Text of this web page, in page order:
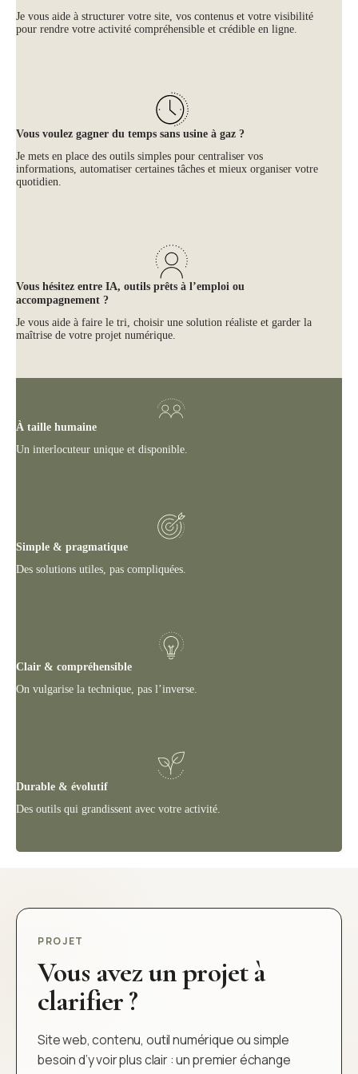
Je vous aide à structurer votre site, vos contenus et votre visibilité
pour rendre votre activité compréhensible et crédible en ligne.
Vous voulez gagner du temps sans usine à gaz ?
Je mets en place des outils simples pour centraliser vos
informations, automatiser certaines tâches et mieux organiser votre
quotidien.
Vous hésitez entre IA, outils prêts à l’emploi ou
accompagnement ?
Je vous aide à faire le tri, choisir une solution réaliste et garder la
maîtrise de votre projet numérique.
À taille humaine
Un interlocuteur unique et disponible.
Simple & pragmatique
Des solutions utiles, pas compliquées.
Clair & compréhensible
On vulgarise la technique, pas l’inverse.
Durable & évolutif
Des outils qui grandissent avec votre activité.
PROJET
Vous avez un projet à
clarifier ?
Site web, contenu, outil numérique ou simple
besoin d’y voir plus clair : un premier échange